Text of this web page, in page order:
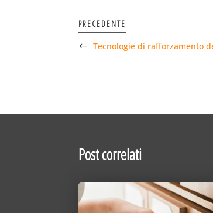
PRECEDENTE
Tecnologie di rafforzamento
Post correlati